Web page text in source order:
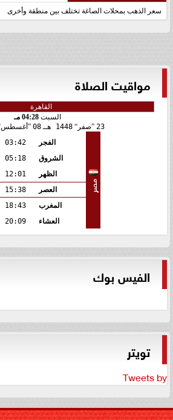
سعر الذهب بمحلات الصاغة تختلف بين منطقة وأخرى
مواقيت الصلاة
السبت 04:28 مـ
23 صفر 1448 هـ 08 أغسطس
مصر
الفجر
03:42
الشروق
05:18
الظهر
12:01
العصر
15:38
المغرب
18:43
العشاء
20:09
الفيس بوك
تويتر
Tweets by